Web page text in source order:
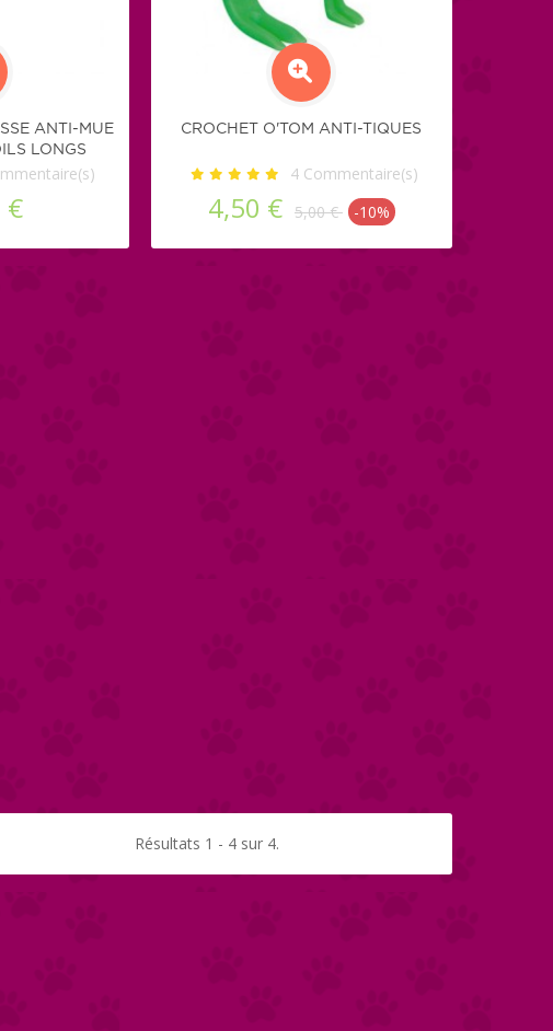
ANTI-MUE
LONGS
€
CROCHET O'TOM ANTI-TIQUES
4 Commentaire(s)
4,50 € 5,00 € -10%
Résultats 1 - 4 sur 4.